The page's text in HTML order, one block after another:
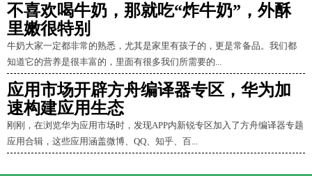
不喜欢喝牛奶，那就吃“炸牛奶”，外酥
里嫩很特别
牛奶大家一定都非常的熟悉，尤其是家里有孩子的，更是常备品。我们都
知道它的营养是很丰富的，里面有很多我们所需要的...
应用市场开辟方舟编译器专区，华为加
速构建应用生态
刚刚，在浏览华为应用市场时，发现APP内新锐专区加入了方舟编译器专题
应用合辑，这些应用涵盖微博、QQ、知乎、百...